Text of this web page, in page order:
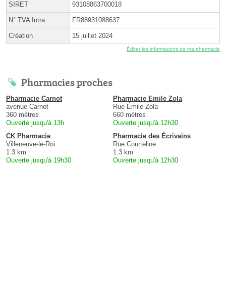
SIRET 93108863700018
N° TVA Intra. FR88931088637
Création 15 juillet 2024
Éditer les informations de ma pharmacie
Pharmacies proches
Pharmacie Carnot
avenue Carnot
360 mètres
Ouverte jusqu'à 13h
Pharmacie Emile Zola
Rue Émile Zola
660 mètres
Ouverte jusqu'à 12h30
CK Pharmacie
Villeneuve-le-Roi
1.3 km
Ouverte jusqu'à 19h30
Pharmacie des Écrivains
Rue Courteline
1.3 km
Ouverte jusqu'à 12h30